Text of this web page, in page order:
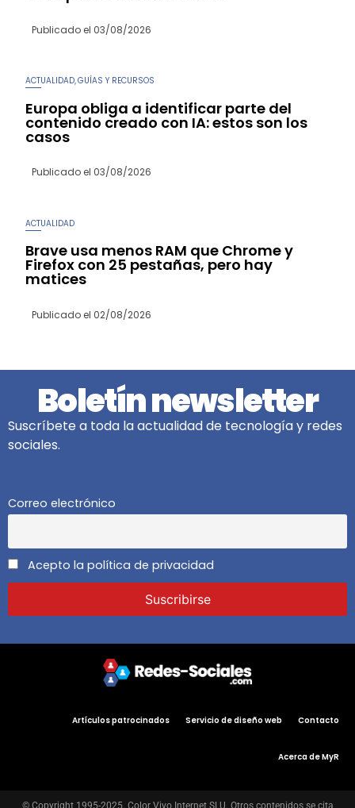
Publicado el 03/08/2026
ACTUALIDAD ,GUÍAS Y RECURSOS
Europa obliga a identificar parte del
contenido creado con IA: estos son los
casos
Publicado el 03/08/2026
ACTUALIDAD
Brave usa menos RAM que Chrome y
Firefox con 25 pestañas, pero hay
matices
Publicado el 02/08/2026
Boletín newsletter
Suscríbete a toda la actualidad de tecnología y redes
sociales.
Correo electrónico
Acepto la política de privacidad
Artículos patrocinados Servicio de diseño web Contacto
Acerca de MyR
© Copyright 1995-2025. Color Vivo Internet SLU. Otros contenidos se cita